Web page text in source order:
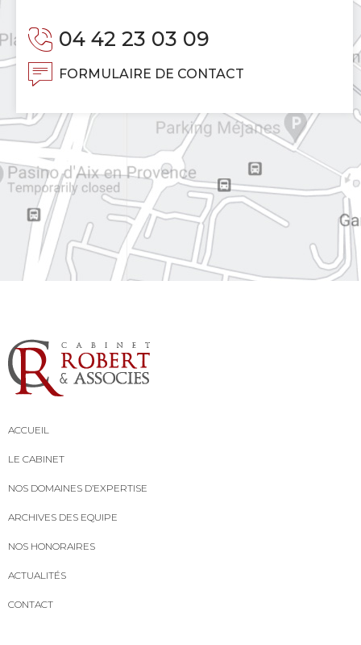
04 42 23 03 09
FORMULAIRE DE CONTACT
ACCUEIL
LE CABINET
NOS DOMAINES D’EXPERTISE
ARCHIVES DES EQUIPE
NOS HONORAIRES
ACTUALITÉS
CONTACT